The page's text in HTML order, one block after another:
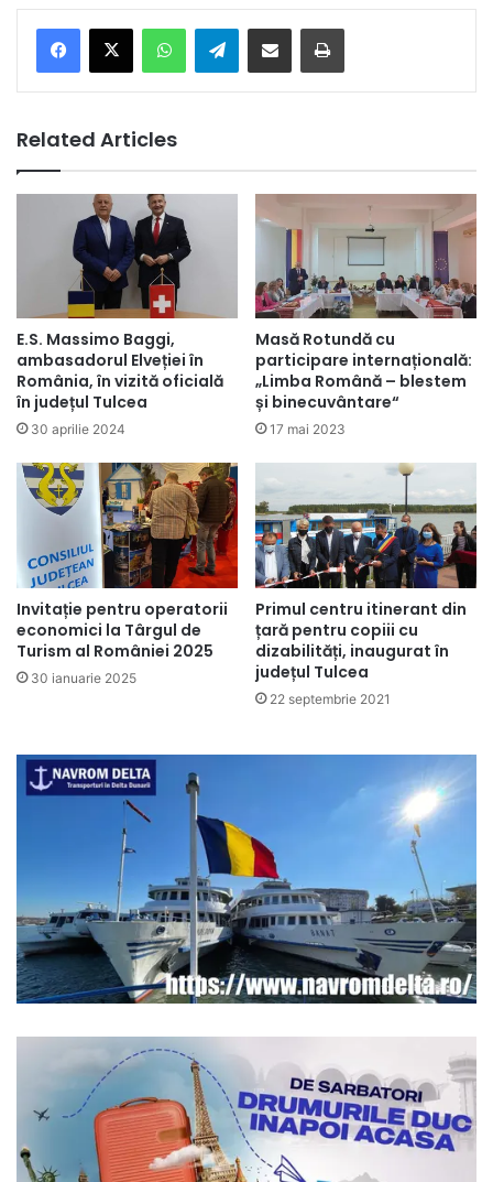
Telegram
Related Articles
E.S. Massimo Baggi,
ambasadorul Elveției în
România, în vizită oficială
în județul Tulcea
30 aprilie 2024
Masă Rotundă cu
participare internațională:
„Limba Română – blestem
și binecuvântare“
17 mai 2023
Invitație pentru operatorii
economici la Târgul de
Turism al României 2025
30 ianuarie 2025
Primul centru itinerant din
țară pentru copiii cu
dizabilități, inaugurat în
județul Tulcea
22 septembrie 2021